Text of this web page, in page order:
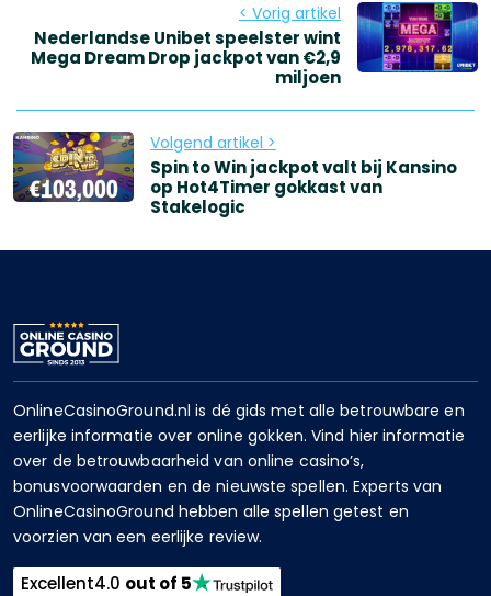
< Vorig artikel
Nederlandse Unibet speelster wint
Mega Dream Drop jackpot van €2,9
miljoen
Volgend artikel >
Spin to Win jackpot valt bij Kansino
op Hot4Timer gokkast van
Stakelogic
OnlineCasinoGround.nl is dé gids met alle betrouwbare en
eerlijke informatie over online gokken. Vind hier informatie
over de betrouwbaarheid van online casino’s,
bonusvoorwaarden en de nieuwste spellen. Experts van
OnlineCasinoGround hebben alle spellen getest en
voorzien van een eerlijke review.
Excellent4.0 out of 5